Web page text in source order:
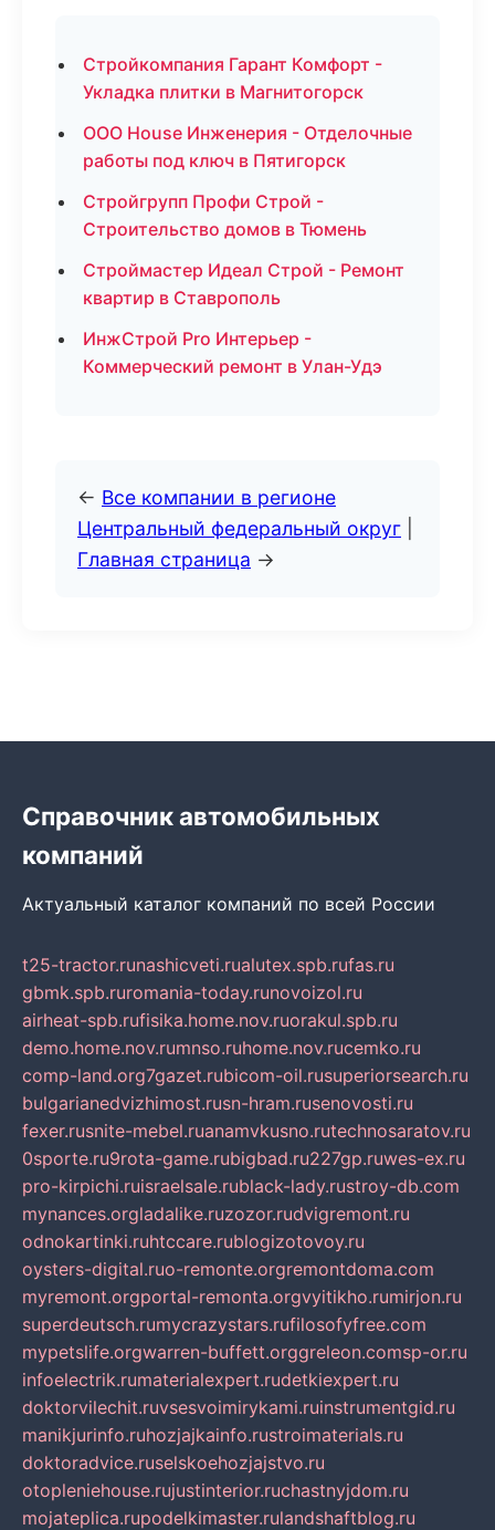
Стройкомпания Гарант Комфорт -
Укладка плитки в Магнитогорск
ООО House Инженерия - Отделочные
работы под ключ в Пятигорск
Стройгрупп Профи Строй -
Строительство домов в Тюмень
Строймастер Идеал Строй - Ремонт
квартир в Ставрополь
ИнжСтрой Pro Интерьер -
Коммерческий ремонт в Улан-Удэ
← Все компании в регионе
Центральный федеральный округ
Главная страница →
Справочник автомобильных
компаний
Актуальный каталог компаний по всей России
t25-tractor.runashicveti.rualutex.spb.rufas.ru
gbmk.spb.ruromania-today.runovoizol.ru
airheat-spb.rufisika.home.nov.ruorakul.spb.ru
demo.home.nov.rumnso.ruhome.nov.rucemko.ru
comp-land.org7gazet.rubicom-oil.rusuperiorsearch.ru
bulgarianedvizhimost.rusn-hram.rusenovosti.ru
fexer.rusnite-mebel.ruanamvkusno.rutechnosaratov.ru
0sporte.ru9rota-game.rubigbad.ru227gp.ruwes-ex.ru
pro-kirpichi.ruisraelsale.rublack-lady.rustroy-db.com
mynances.orgladalike.ruzozor.rudvigremont.ru
odnokartinki.ruhtccare.rublogizotovoy.ru
oysters-digital.ruo-remonte.orgremontdoma.com
myremont.orgportal-remonta.orgvyitikho.rumirjon.ru
superdeutsch.rumycrazystars.rufilosofyfree.com
mypetslife.orgwarren-buffett.orggreleon.comsp-or.ru
infoelectrik.rumaterialexpert.rudetkiexpert.ru
doktorvilechit.ruvsesvoimirykami.ruinstrumentgid.ru
manikjurinfo.ruhozjajkainfo.rustroimaterials.ru
doktoradvice.ruselskoehozjajstvo.ru
otopleniehouse.rujustinterior.ruchastnyjdom.ru
mojateplica.rupodelkimaster.rulandshaftblog.ru